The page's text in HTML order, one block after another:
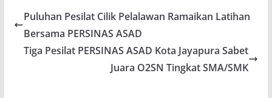
Puluhan Pesilat Cilik Pelalawan Ramaikan Latihan
Bersama PERSINAS ASAD
Tiga Pesilat PERSINAS ASAD Kota Jayapura Sabet
Juara O2SN Tingkat SMA/SMK